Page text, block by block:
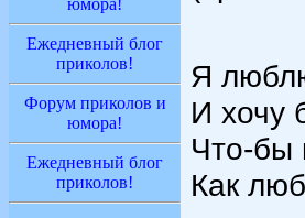
Ежедневный блог
приколов!
Форум приколов и
юмора!
Ежедневный блог
приколов!
Я
И хочу
Что-бы
Как